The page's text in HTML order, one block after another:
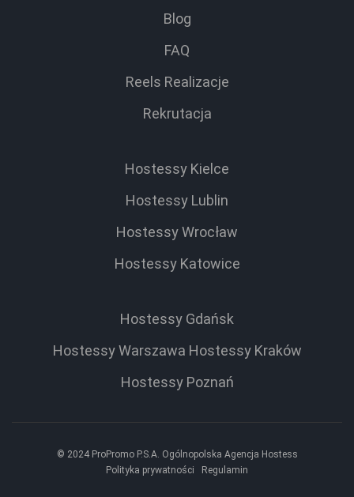
Blog
FAQ
Reels Realizacje
Rekrutacja
Hostessy Kielce
Hostessy Lublin
Hostessy Wrocław
Hostessy Katowice
Hostessy Gdańsk
Hostessy Warszawa Hostessy Kraków
Hostessy Poznań
© 2024 ProPromo P.S.A. Ogólnopolska Agencja Hostess
Polityka prywatności
Regulamin